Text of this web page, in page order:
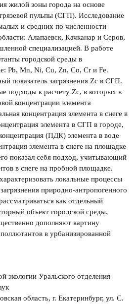
жилой зоны города на основе
пульпы (СГП). Исследование
и средних по численности
Алапаевск, Качканар и Серов,
специализацией. В работе
городской среды в
Pb, Mn, Ni, Cu, Zn, Co, Cr и Fe.
показатель загрязнения Zc в СГП.
подходы к расчету Zc, в которых в
концентрации элемента
концентрация элемента в снеге в
элемента в СГП в городе,
(ПДК) элемента в воде
элемента в снеге на площадке
показал себя подход, учитывающий
в снеге на пробной площадке.
локальные процессы
природно-антропогенного
как отдельный
объект городской среды.
дополняют картину
в урбанизированной
экологии Уральского отделения
область, г. Екатеринбург, ул. С.